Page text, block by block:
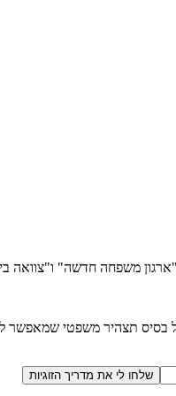
"ארגון משפחה חדשה"
תצהיר משפטי שמאפשר